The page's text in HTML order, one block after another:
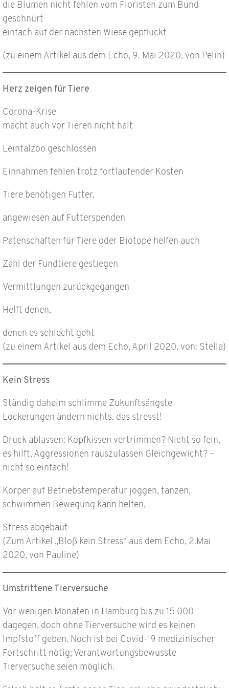
die Blumen nicht fehlen vom Floristen zum Bund
geschnürt
einfach auf der nächsten Wiese gepflückt
(zu einem Artikel aus dem Echo, 9. Mai 2020, von Pelin)
Herz zeigen für Tiere
Corona-Krise
macht auch vor Tieren nicht halt
Leintalzoo geschlossen
Einnahmen fehlen trotz fortlaufender Kosten
Tiere benötigen Futter,
angewiesen auf Futterspenden
Patenschaften für Tiere oder Biotope helfen auch
Zahl der Fundtiere gestiegen
Vermittlungen zurückgegangen
Helft denen,
denen es schlecht geht
(zu einem Artikel aus dem Echo, April 2020, von: Stella)
Kein Stress
Ständig daheim schlimme Zukunftsängste
Lockerungen ändern nichts, das stresst!
Druck ablassen: Kopfkissen vertrimmen? Nicht so fein,
es hilft, Aggressionen rauszulassen Gleichgewicht? –
nicht so einfach!
Körper auf Betriebstemperatur joggen, tanzen,
schwimmen Bewegung kann helfen,
Stress abgebaut
(Zum Artikel „Bloß kein Stress“ aus dem Echo, 2.Mai
2020, von Pauline)
Umstrittene Tierversuche
Vor wenigen Monaten in Hamburg bis zu 15 000
dagegen, doch ohne Tierversuche wird es keinen
Impfstoff geben. Noch ist bei Covid-19 medizinischer
Fortschritt nötig; Verantwortungsbewusste
Tierversuche seien möglich.